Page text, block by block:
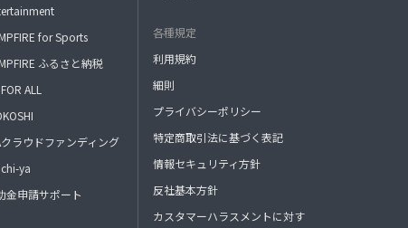
for Sports
ふるさと納税
ALL
クラウドファンディング
ya
金申請サポート
各種規定
利用規約
細則
プライバシーポリシー
特定商取引法に基づく表記
情報セキュリティ方針
反社基本方針
カスタマーハラスメントに対す